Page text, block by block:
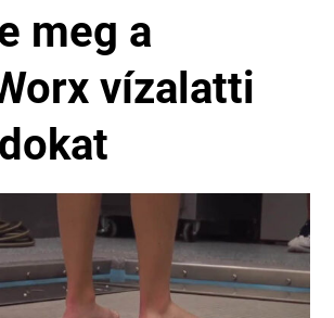
meg a
vízalatti